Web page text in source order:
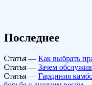
Последнее
Статья — Как выбрать
Статья — Зачем
Статья — Гарциния